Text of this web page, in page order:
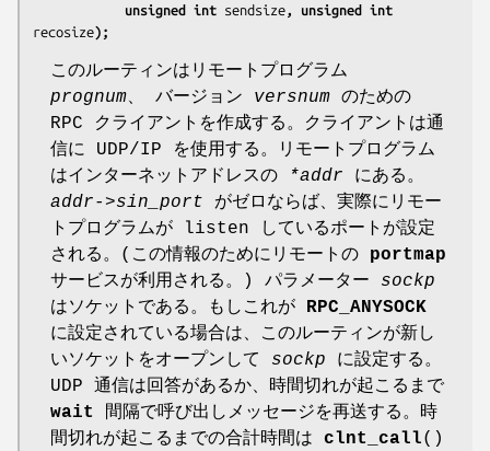
            unsigned int
sendsize
recosize);
このルーティンはリモートプログラム
prognum、 バージョン versnum のための
RPC クライアントを作成する。クライアントは通
信に UDP/IP を使用する。リモートプログラム
はインターネットアドレスの
*addr にある。
addr->sin_port がゼロならば、実際にリモー
トプログラムが listen しているポートが設定
される。(この情報のためにリモートの portmap
サービスが利用される。) パラメーター sockp
はソケットである。もしこれが RPC_ANYSOCK
に設定されている場合は、このルーティンが新し
いソケットをオープンして sockp に設定する。
UDP 通信は回答があるか、時間切れが起こるまで
wait
間隔で呼び出しメッセージを再送する。時
間切れが起こるまでの合計時間は clnt_call()